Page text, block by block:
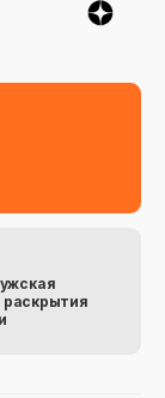
раскрытия